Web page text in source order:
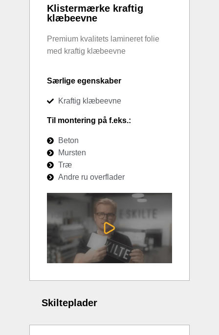
Klistermærke kraftig
klæbeevne
Premium kvalitets lamineret folie
med kraftig klæbeevne
Særlige egenskaber
Kraftig klæbeevne
Til montering på f.eks.:
Beton
Mursten
Træ
Andre ru overflader
Skilteplader